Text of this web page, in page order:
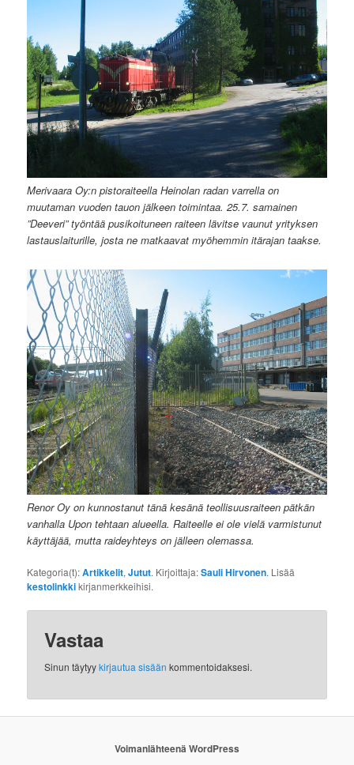
Merivaara Oy:n pistoraiteella Heinolan radan varrella on
muutaman vuoden tauon jälkeen toimintaa. 25.7. samainen
”Deeveri” työntää pusikoituneen raiteen lävitse vaunut yrityksen
lastauslaiturille, josta ne matkaavat myöhemmin itärajan taakse.
Renor Oy on kunnostanut tänä kesänä teollisuusraiteen pätkän
vanhalla Upon tehtaan alueella. Raiteelle ei ole vielä varmistunut
käyttäjää, mutta raideyhteys on jälleen olemassa.
Kategoria(t):Artikkelit,Jutut. Kirjoittaja:Sauli Hirvonen. Lisää
kestolinkkikirjanmerkkeihisi.
Vastaa
Sinun täytyykirjautua sisään kommentoidaksesi.
Voimanlähteenä WordPress